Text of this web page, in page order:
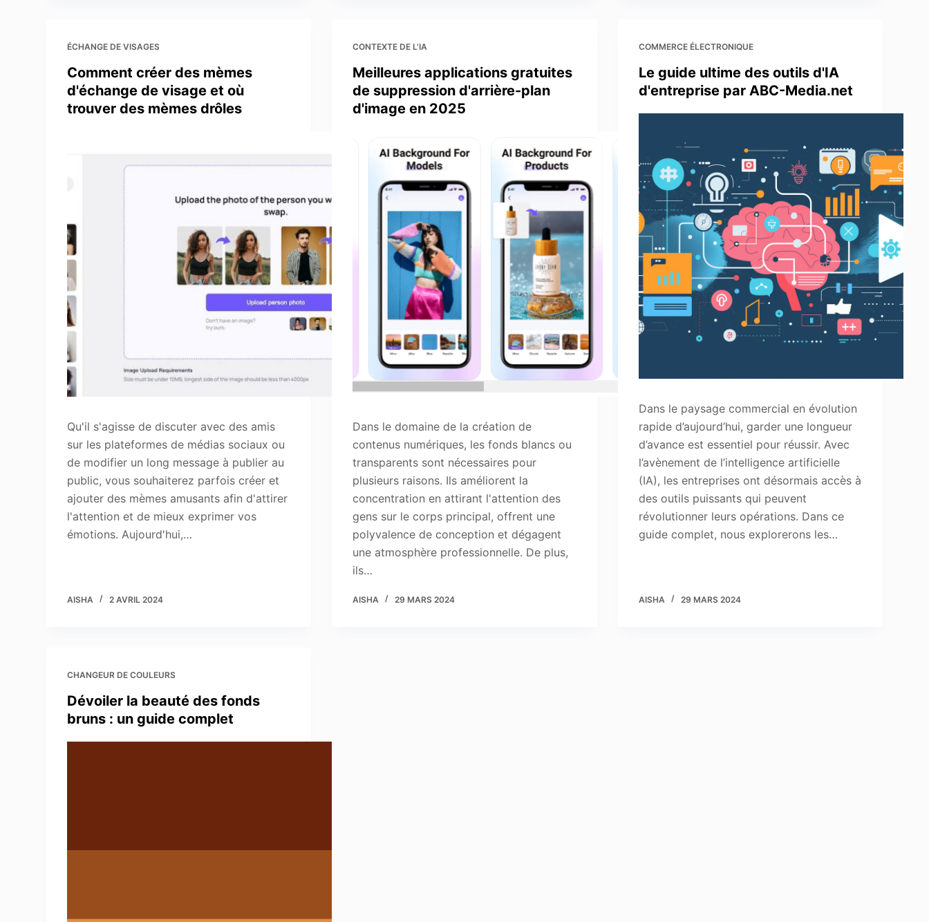
ÉCHANGE DE VISAGES
Comment créer des mèmes
d'échange de visage et où
trouver des mèmes drôles
Qu'il s'agisse de discuter avec des amis
sur les plateformes de médias sociaux ou
de modifier un long message à publier au
public, vous souhaiterez parfois créer et
ajouter des mèmes amusants afin d'attirer
l'attention et de mieux exprimer vos
émotions. Aujourd'hui,…
AISHA 2 AVRIL 2024
CONTEXTE DE L'IA
Meilleures applications gratuites
de suppression d'arrière-plan
d'image en 2025
Dans le domaine de la création de
contenus numériques, les fonds blancs ou
transparents sont nécessaires pour
plusieurs raisons. Ils améliorent la
concentration en attirant l'attention des
gens sur le corps principal, offrent une
polyvalence de conception et dégagent
une atmosphère professionnelle. De plus,
ils…
AISHA 29 MARS 2024
COMMERCE ÉLECTRONIQUE
Le guide ultime des outils d'IA
d'entreprise par ABC-Media.net
Dans le paysage commercial en évolution
rapide d’aujourd’hui, garder une longueur
d’avance est essentiel pour réussir. Avec
l’avènement de l’intelligence artificielle
(IA), les entreprises ont désormais accès à
des outils puissants qui peuvent
révolutionner leurs opérations. Dans ce
guide complet, nous explorerons les…
AISHA 29 MARS 2024
CHANGEUR DE COULEURS
Dévoiler la beauté des fonds
bruns : un guide complet